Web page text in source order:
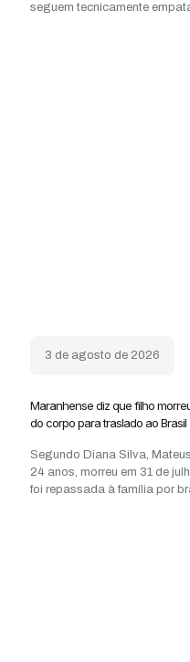
seguem tecnicamente
3 de agosto de 2026
Maranhense diz que filho
do corpo para traslado ao Brasil
Segundo Diana Silva,
24 anos, morreu em 31 de
foi repassada à família por